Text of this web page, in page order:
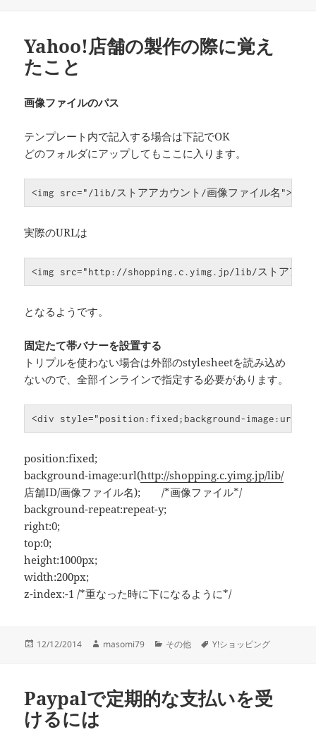
ー
Yahoo!店舗の製作の際に覚え
たこと
画像ファイルのパス
テンプレート内で記入する場合は下記でOK
どのフォルダにアップしてもここに入ります。
<img src="/lib/ストアアカウント/画像ファイル名">
実際のURLは
<img src="http://shopping.c.yimg.jp/lib/ストアアカウ
となるようです。
固定たて帯バナーを設置する
トリプルを使わない場合は外部のstylesheetを読み込め
ないので、全部インラインで指定する必要があります。
<div style="position:fixed;background-
position:fixed;
background-image:url(http://shopping.c.yimg.jp/lib/
店舗ID/画像ファイル名); /*画像ファイル*/
background-repeat:repeat-y;
right:0;
top:0;
height:1000px;
width:200px;
z-index:-1 /*重なった時に下になるように*/
投
12/12/2014
作
masomi79
カ
ー
その他
タ
Y!ショッピング
Paypalで定期的な支払いを受
けるには